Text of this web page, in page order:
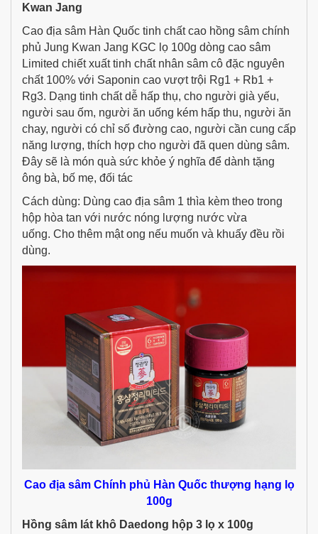
Kwan Jang
Cao địa sâm Hàn Quốc tinh chất cao hồng sâm chính
phủ Jung Kwan Jang KGC lọ 100g dòng cao sâm
Limited chiết xuất tinh chất nhân sâm cô đặc nguyên
chất 100% với Saponin cao vượt trội Rg1 + Rb1 +
Rg3. Dạng tinh chất dễ hấp thụ, cho người già yếu,
người sau ốm, người ăn uống kém hấp thu, người ăn
chay, người có chỉ số đường cao, người cần cung cấp
năng lượng, thích hợp cho người đã quen dùng sâm.
Đây sẽ là món quà sức khỏe ý nghĩa để dành tặng
ông bà, bố mẹ, đối tác
Cách dùng: Dùng cao địa sâm 1 thìa kèm theo trong
hộp hòa tan với nước nóng lượng nước vừa
uống. Cho thêm mật ong nếu muốn và khuấy đều rồi
dùng.
Cao địa sâm Chính phủ Hàn Quốc thượng hạng lọ
100g
Hồng sâm lát khô Daedong hộp 3 lọ x 100g